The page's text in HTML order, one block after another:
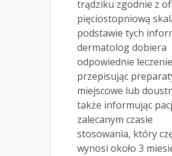
trądziku zgodnie z
pięciostopniową
podstawie tych
dermatolog dobiera
odpowiednie
przepisując
miejscowe lub
także informując
zalecanym czasie
stosowania, który
wynosi około 3